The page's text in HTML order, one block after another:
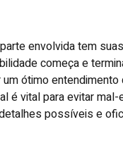
envolvida tem
começa e
ótimo
é vital para evitar
possíveis e